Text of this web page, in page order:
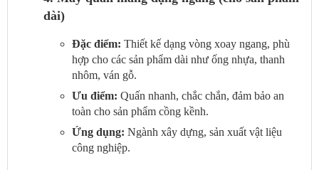
dài)
Đặc điểm: Thiết kế dạng vòng xoay ngang, phù
hợp cho các sản phẩm dài như ống nhựa, thanh
nhôm, ván gỗ.
Ưu điểm: Quấn nhanh, chắc chắn, đảm bảo an
toàn cho sản phẩm cồng kềnh.
Ứng dụng: Ngành xây dựng, sản xuất vật liệu
công nghiệp.